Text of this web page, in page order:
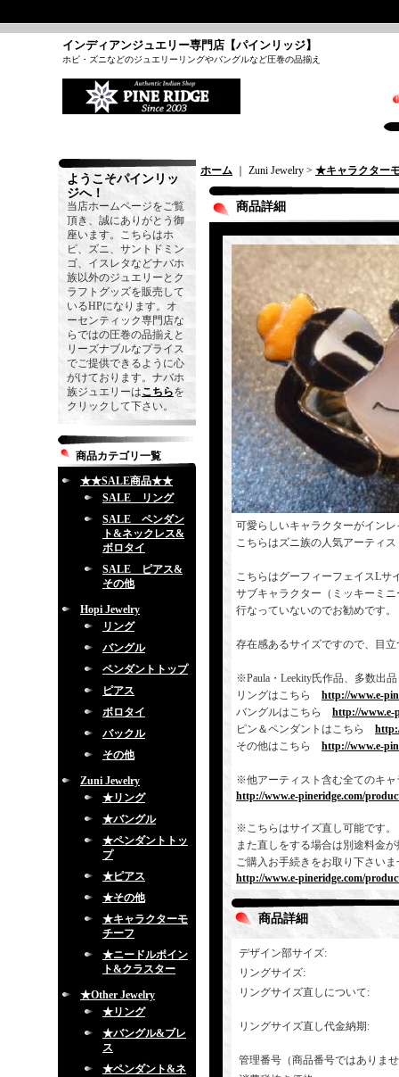
インディアンジュエリー専門店【パインリッジ】
ホピ・ズニなどのジュエリーリングやバングルなど圧巻の品揃え
ようこそパインリッ
ジへ！
当店ホームページをご覧
頂き、誠にありがとう御
座います。こちらはホ
ピ、ズニ、サントドミン
ゴ、イスレタなどナバホ
族以外のジュエリーとク
ラフトグッズを販売して
いるHPになります。オ
ーセンティック専門店な
らではの圧巻の品揃えと
リーズナブルなプライス
でご提供できるように心
がけております。ナバホ
族ジュエリーはこちらを
クリックして下さい。
商品カテゴリ一覧
★★SALE商品★★
SALE リング
SALE ペンダン
ト&ネックレス&
ボロタイ
SALE ピアス&
その他
Hopi Jewelry
リング
バングル
ペンダントトップ
ピアス
ボロタイ
バックル
その他
Zuni Jewelry
★リング
★バングル
★ペンダントトッ
プ
★ピアス
★その他
★キャラクターモ
チーフ
★ニードルポイン
ト&クラスター
★Other Jewelry
★リング
★バングル&ブレ
ス
★ペンダント&ネ
ホーム ｜ Zuni Jewelry > ★キャラクター
商品詳細
可愛らしいキャラクターがイン
こちらはズニ族の人気アーティ
こちらはグーフィーフェイスLサ
サブキャラクター（ミッキーミ
行なっていないのでお勧めです。
存在感あるサイズですので、目
※Paula・Leekity氏作品、多数出
リングはこちら http://www.e-
バングルはこちら http://www.e-
ピン＆ペンダントはこちら
その他はこちら http://www.e-
※他アーティスト含む全てのキ
http://www.e-pineridge.com/
※こちらはサイズ直し可能です
また直しをする場合は別途料金
ご購入お手続きをお取り下さいま
http://www.e-pineridge.com/
商品詳細
デザイン部サイズ:
リングサイズ:
リングサイズ直しについて:
リングサイズ直し代金納期:
管理番号（商品番号ではありま